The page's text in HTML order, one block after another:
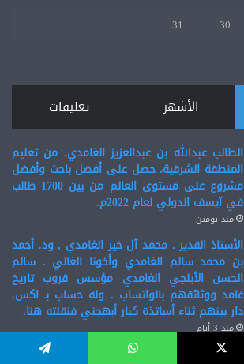
30
31
الأشهر تعليقات
الطالب عبدالله بن عبدالعزيز الغامدي. من تعليم
المنطقة الشرقية، حصل على أفضل باحث وأفضل
مشروع على مستوى العالم من بين 1700 طالب
في آيسف الدولي لعام 2022م.
منذ يومين
الأستاذ القدير . محمد آل خير الغامدي , ود. أحمد
بن محمد سالم الغامدي وأخونا الغالي . سالم
الحسن الأبلجي الغامدي مؤسس قروب تاريخ
غامد ووثائقهم بالواتساب . وله حساب بـ اكس.
دار بينهم ثناء أساتذة كبار أبهجني فنقلته هنا.
منذ 3 أيام
الشاعر السعودي المحبوب . مجدي شافعي . ابن